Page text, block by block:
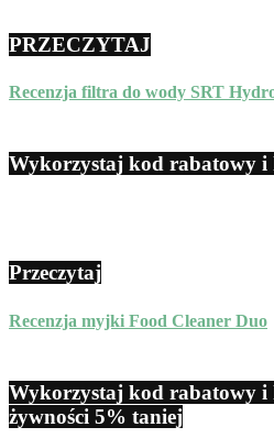
PRZECZYTAJ
Recenzja filtra do wody SRT
Wykorzystaj kod rabatowy i
Przeczytaj
Recenzja myjki Food Cleaner Duo
Wykorzystaj kod rabatowy i
żywności 5% taniej